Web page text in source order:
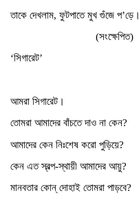
তাকে দেখলাম, ফুটপাতে মুখ গুঁজে প’ড়ে।
(সংক্ষেপিত)
‘সিগারেট’
আমরা সিগারেট।
তোমরা আমাদের বাঁচতে দাও না কেন?
আমাদের কেন নিঃশেষ করো পুড়িয়ে?
কেন এত স্বল্প-স্থায়ী আমাদের আয়ু?
মানবতার কোন্ দোহাই তোমরা পাড়বে?